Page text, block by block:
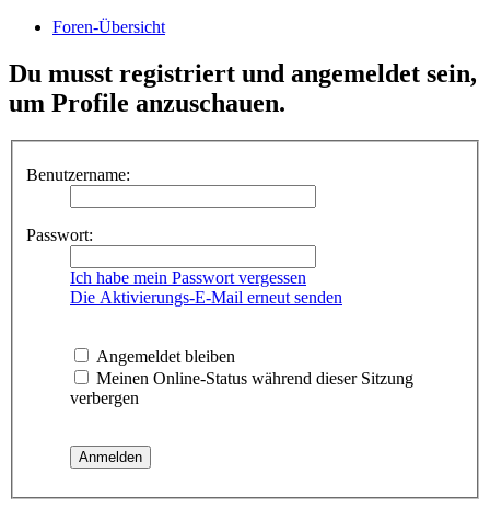
Foren-Übersicht
Du musst registriert und angemeldet sein,
um Profile anzuschauen.
Benutzername:
Passwort:
Ich habe mein Passwort vergessen
Die Aktivierungs-E-Mail erneut senden
Angemeldet bleiben
Meinen Online-Status während dieser Sitzung
verbergen